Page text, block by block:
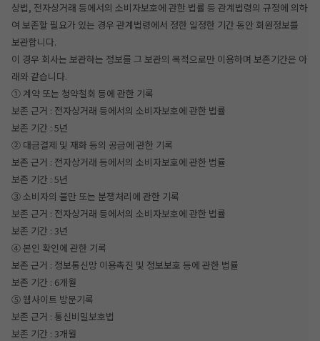
상법, 전자상거래 등에서의 소비자보호에 관한 법률 등 관계법령의 규정에 의하
여 보존할 필요가 있는 경우 관계법령에서 정한 일정한 기간 동안 회원정보를
보관합니다.
이 경우 회사는 보관하는 정보를 그 보관의 목적으로만 이용하며 보존기간은 아
래와 같습니다.
① 계약 또는 청약철회 등에 관한 기록
보존 근거 : 전자상거래 등에서의 소비자보호에 관한 법률
보존 기간 : 5년
② 대금결제 및 재화 등의 공급에 관한 기록
보존 근거 : 전자상거래 등에서의 소비자보호에 관한 법률
보존 기간 : 5년
③ 소비자의 불만 또는 분쟁처리에 관한 기록
보존 근거 : 전자상거래 등에서의 소비자보호에 관한 법률
보존 기간 : 3년
④ 본인 확인에 관한 기록
보존 근거 : 정보통신망 이용촉진 및 정보보호 등에 관한 법률
보존 기간 : 6개월
⑤ 웹사이트 방문기록
보존 근거 : 통신비밀보호법
보존 기간 : 3개월